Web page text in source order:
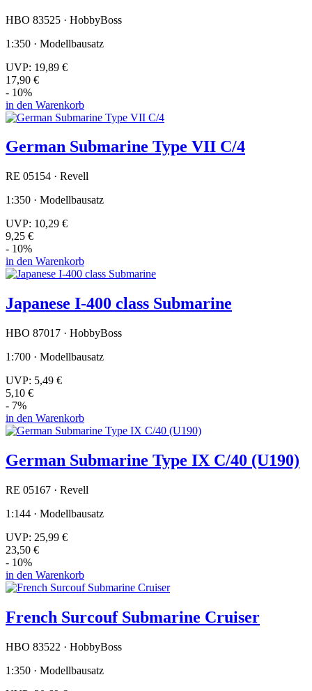
HBO 83525 · HobbyBoss
1:350 · Modellbausatz
UVP: 19,89 €
17,90 €
- 10%
in den Warenkorb
German Submarine Type VII C/4
RE 05154 · Revell
1:350 · Modellbausatz
UVP: 10,29 €
9,25 €
- 10%
in den Warenkorb
Japanese I-400 class Submarine
HBO 87017 · HobbyBoss
1:700 · Modellbausatz
UVP: 5,49 €
5,10 €
- 7%
in den Warenkorb
German Submarine Type IX C/40 (U190)
RE 05167 · Revell
1:144 · Modellbausatz
UVP: 25,99 €
23,50 €
- 10%
in den Warenkorb
French Surcouf Submarine Cruiser
HBO 83522 · HobbyBoss
1:350 · Modellbausatz